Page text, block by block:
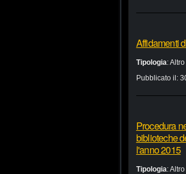
Affidamenti
Tipologia:Altro
Pubblicato il:
Procedura
biblioteche
l'anno 2015
Tipologia:Altro